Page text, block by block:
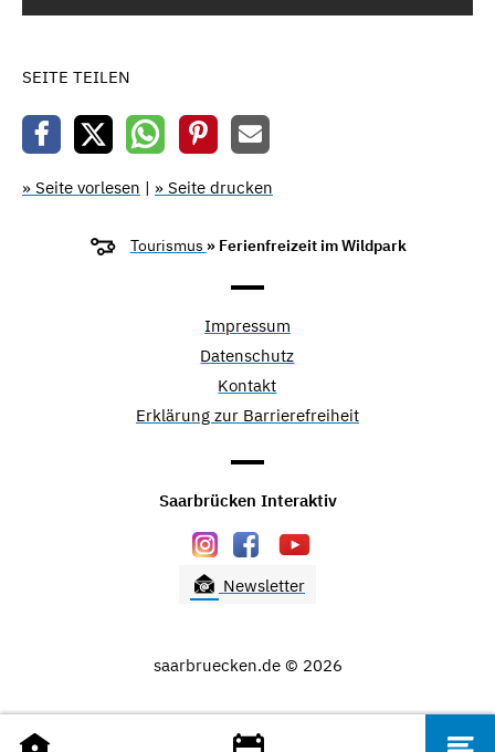
SEITE TEILEN
» Seite vorlesen | » Seite drucken
Tourismus » Ferienfreizeit im Wildpark
Impressum
Datenschutz
Kontakt
Erklärung zur Barrierefreiheit
Saarbrücken Interaktiv
Newsletter
saarbruecken.de © 2026